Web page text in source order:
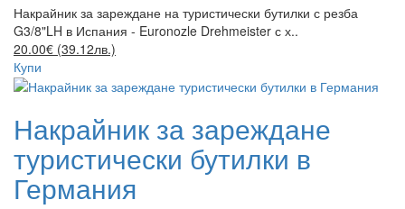
Накрайник за зареждане на туристически бутилки с резба
G3/8"LH в Испания - Euronozle Drehmeister с х..
20.00€ (39.12лв.)
Купи
Накрайник за зареждане
туристически бутилки в
Германия